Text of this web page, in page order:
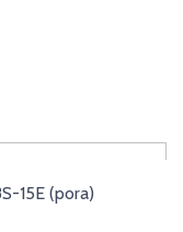
15E (pora)